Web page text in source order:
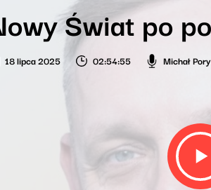
Świat po
18 lipca 2025 02:54:55 Michał